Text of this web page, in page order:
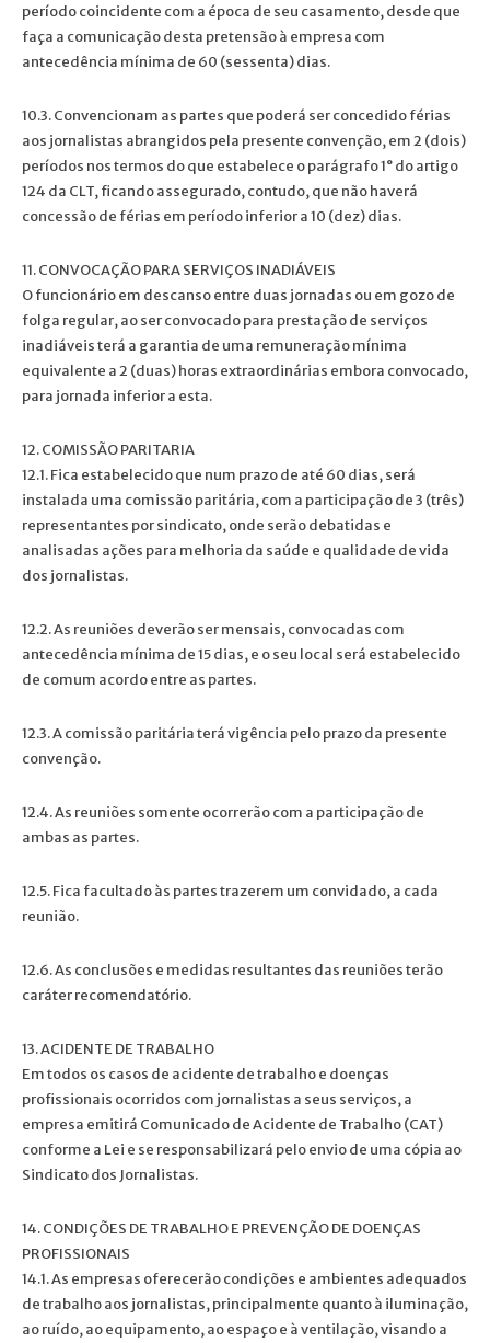
período coincidente com a época de seu casamento, desde que
faça a comunicação desta pretensão à empresa com
antecedência mínima de 60 (sessenta) dias.
10.3. Convencionam as partes que poderá ser concedido férias
aos jornalistas abrangidos pela presente convenção, em 2 (dois)
períodos nos termos do que estabelece o parágrafo 1° do artigo
124 da CLT, ficando assegurado, contudo, que não haverá
concessão de férias em período inferior a 10 (dez) dias.
11. CONVOCAÇÃO PARA SERVIÇOS INADIÁVEIS
O funcionário em descanso entre duas jornadas ou em gozo de
folga regular, ao ser convocado para prestação de serviços
inadiáveis terá a garantia de uma remuneração mínima
equivalente a 2 (duas) horas extraordinárias embora convocado,
para jornada inferior a esta.
12. COMISSÃO PARITARIA
12.1. Fica estabelecido que num prazo de até 60 dias, será
instalada uma comissão paritária, com a participação de 3 (três)
representantes por sindicato, onde serão debatidas e
analisadas ações para melhoria da saúde e qualidade de vida
dos jornalistas.
12.2. As reuniões deverão ser mensais, convocadas com
antecedência mínima de 15 dias, e o seu local será estabelecido
de comum acordo entre as partes.
12.3. A comissão paritária terá vigência pelo prazo da presente
convenção.
12.4. As reuniões somente ocorrerão com a participação de
ambas as partes.
12.5. Fica facultado às partes trazerem um convidado, a cada
reunião.
12.6. As conclusões e medidas resultantes das reuniões terão
caráter recomendatório.
13. ACIDENTE DE TRABALHO
Em todos os casos de acidente de trabalho e doenças
profissionais ocorridos com jornalistas a seus serviços, a
empresa emitirá Comunicado de Acidente de Trabalho (CAT)
conforme a Lei e se responsabilizará pelo envio de uma cópia ao
Sindicato dos Jornalistas.
14. CONDIÇÕES DE TRABALHO E PREVENÇÃO DE DOENÇAS
PROFISSIONAIS
14.1. As empresas oferecerão condições e ambientes adequados
de trabalho aos jornalistas, principalmente quanto à iluminação,
ao ruído, ao equipamento, ao espaço e à ventilação, visando a